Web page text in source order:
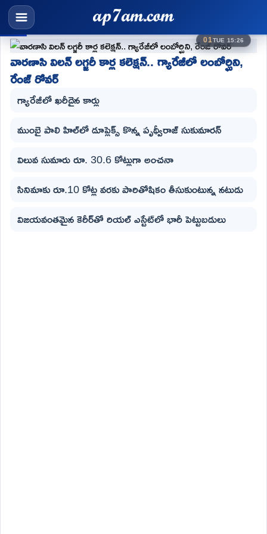
01TUE 15:26
వారణాసి విలన్ లగ్జరీ కార్ల కలెక్షన్.. గ్యారేజీలో లంబోర్ఘిని,
రేంజ్ రోవర్
గ్యారేజీలో ఖరీదైన కార్లు
ముంబై పాలి హిల్‌లో డూప్లెక్స్ కొన్న పృథ్వీరాజ్ సుకుమారన్
విలువ సుమారు రూ. 30.6 కోట్లుగా అంచనా
సినిమాకు రూ.10 కోట్ల వరకు పారితోషికం తీసుకుంటున్న నటుడు
విజయవంతమైన కెరీర్‌తో రియల్ ఎస్టేట్‌లో భారీ పెట్టుబడులు